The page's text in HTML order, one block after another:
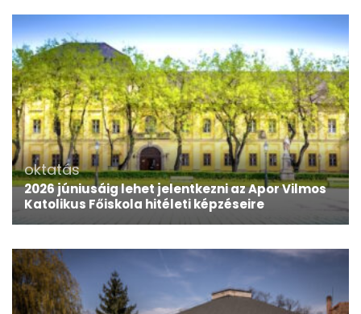
oktatás
2026 júniusáig lehet jelentkezni az Apor Vilmos
Katolikus Főiskola hitéleti képzéseire